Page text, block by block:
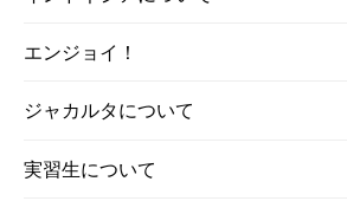
エンジョイ！
ジャカルタについて
実習生について